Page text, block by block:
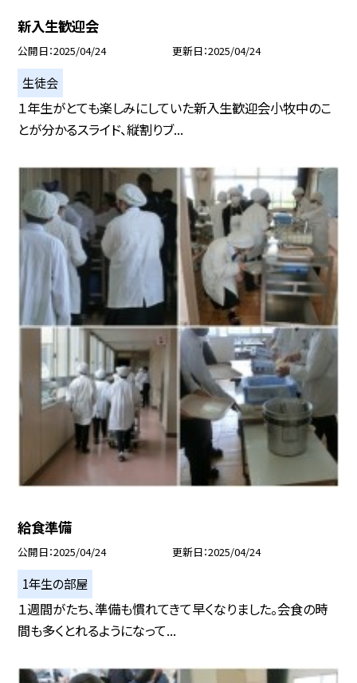
新入生歓迎会
公開日 2025/04/24 更新日 2025/04/24
生徒会
１年生がとても楽しみにしていた新入生歓迎会小牧中のこ
とが分かるスライド、縦割りブ...
給食準備
公開日 2025/04/24 更新日 2025/04/24
1年生の部屋
１週間がたち、準備も慣れてきて早くなりました。会食の時
間も多くとれるようになって...